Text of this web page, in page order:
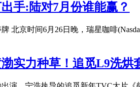
手:陆对7月份谁能赢？
牌 北京时间6月26日晚，瑞星咖啡
实力种草！追觅L9洗烘